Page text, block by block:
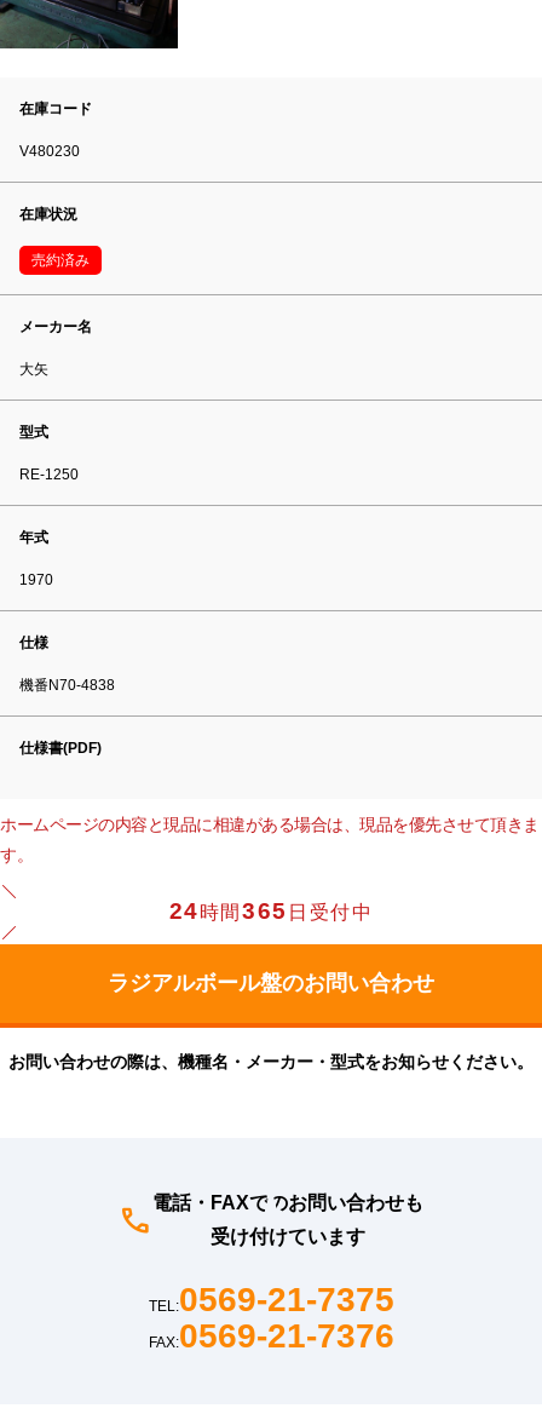
在庫コード
V480230
在庫状況
売約済み
メーカー名
大矢
型式
RE-1250
年式
1970
仕様
機番N70-4838
仕様書(PDF)
ホームページの内容と現品に相違がある場合は、現品を優先させて頂きま
す。
24時間365 日受付中
お問い合わせの際は、機種名・メーカー・型式をお知らせください。
電話・FAXでのお問い合わせも
受け付けています
TEL:0569-21-7375
FAX:0569-21-7376